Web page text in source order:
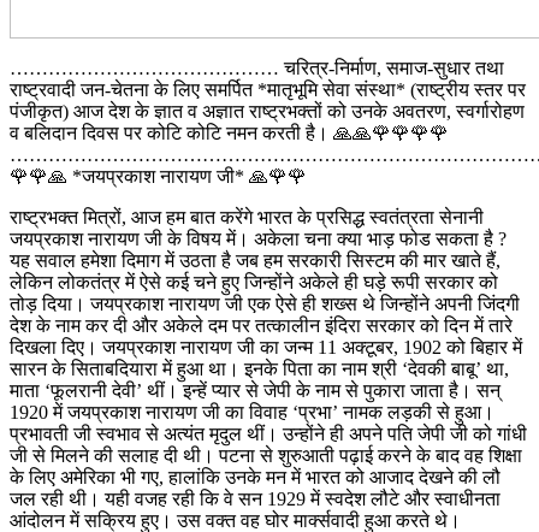
…………………………………… चरित्र-निर्माण, समाज-सुधार तथा
राष्ट्रवादी जन-चेतना के लिए समर्पित *मातृभूमि सेवा संस्था* (राष्ट्रीय स्तर पर
पंजीकृत) आज देश के ज्ञात व अज्ञात राष्ट्रभक्तों को उनके अवतरण, स्वर्गारोहण
व बलिदान दिवस पर कोटि कोटि नमन करती है। 🙏🙏🌹🌹🌹🌹
🌹🌹🙏 *जयप्रकाश नारायण जी* 🙏🌹🌹
राष्ट्रभक्त मित्रों, आज हम बात करेंगे भारत के प्रसिद्ध स्वतंत्रता सेनानी
जयप्रकाश नारायण जी के विषय में। अकेला चना क्या भाड़ फोड सकता है ?
यह सवाल हमेशा दिमाग में उठता है जब हम सरकारी सिस्टम की मार खाते हैं,
लेकिन लोकतंत्र में ऐसे कई चने हुए जिन्होंने अकेले ही घड़े रूपी सरकार को
तोड़ दिया। जयप्रकाश नारायण जी एक ऐसे ही शख्स थे जिन्होंने अपनी जिंदगी
देश के नाम कर दी और अकेले दम पर तत्कालीन इंदिरा सरकार को दिन में तारे
दिखला दिए। जयप्रकाश नारायण जी का जन्म 11 अक्टूबर, 1902 को बिहार में
सारन के सिताबदियारा में हुआ था। इनके पिता का नाम श्री ‘देवकी बाबू’ था,
माता ‘फूलरानी देवी’ थीं। इन्हें प्यार से जेपी के नाम से पुकारा जाता है। सन्
1920 में जयप्रकाश नारायण जी का विवाह ‘प्रभा’ नामक लड़की से हुआ।
प्रभावती जी स्वभाव से अत्यंत मृदुल थीं। उन्होंने ही अपने पति जेपी जी को गांधी
जी से मिलने की सलाह दी थी। पटना से शुरुआती पढ़ाई करने के बाद वह शिक्षा
के लिए अमेरिका भी गए, हालांकि उनके मन में भारत को आजाद देखने की लौ
जल रही थी। यही वजह रही कि वे सन 1929 में स्वदेश लौटे और स्वाधीनता
आंदोलन में सक्रिय हुए। उस वक्त वह घोर मा‌र्क्सवादी हुआ करते थे।